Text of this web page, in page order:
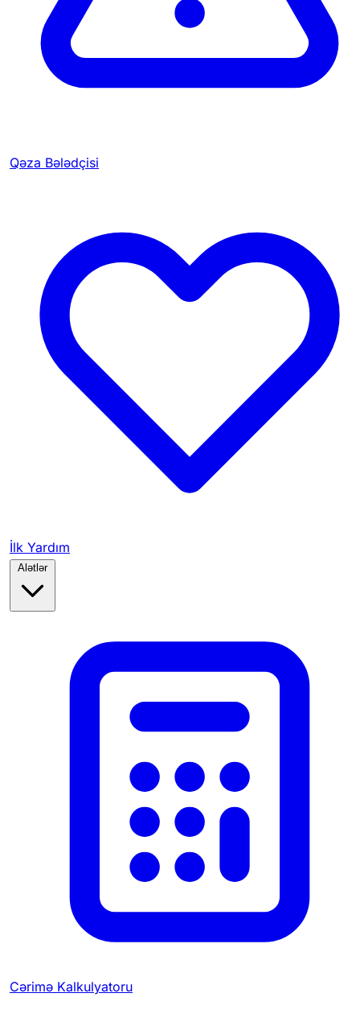
Qəza Bələdçisi
İlk Yardım
Alətlər
Cərimə Kalkulyatoru